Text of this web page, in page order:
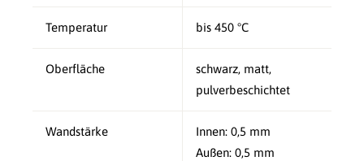
Temperatur bis 450 °C
Oberfläche
schwarz, matt,
pulverbeschichtet
Wandstärke
Innen: 0,5 mm
Außen: 0,5 mm